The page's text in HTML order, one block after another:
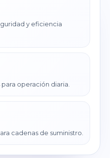
y eficiencia
operación diaria.
cadenas de suministro.